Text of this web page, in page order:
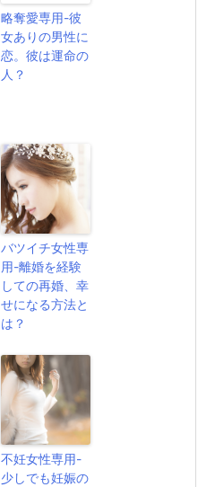
略奪愛専用-彼
女ありの男性に
恋。彼は運命の
人？
バツイチ女性専
用-離婚を経験
しての再婚、幸
せになる方法と
は？
不妊女性専用-
少しでも妊娠の